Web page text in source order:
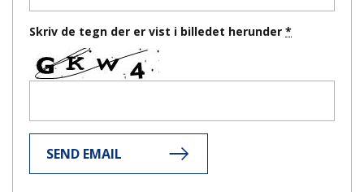
Skriv de tegn der er vist i billedet herunder
SEND EMAIL